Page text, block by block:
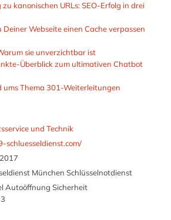
kanonischen URLs: SEO-Erfolg in drei
Webseite einen Cache verpassen
sie unverzichtbar ist
Überblick zum ultimativen Chatbot
ums Thema 301-Weiterleitungen
und Technik
schluesseldienst.com/
München Schlüsselnotdienst
Autoöffnung Sicherheit